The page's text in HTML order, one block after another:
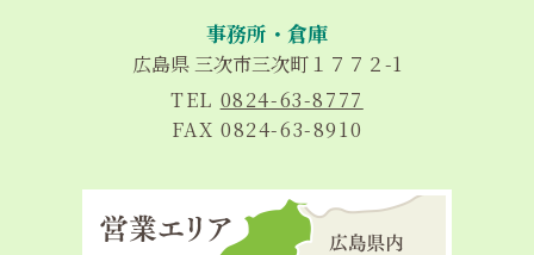
事務所・ 倉庫
広島県 三次市三次町１７７２-1
TEL 0824-63-8777
FAX 0824-63-8910